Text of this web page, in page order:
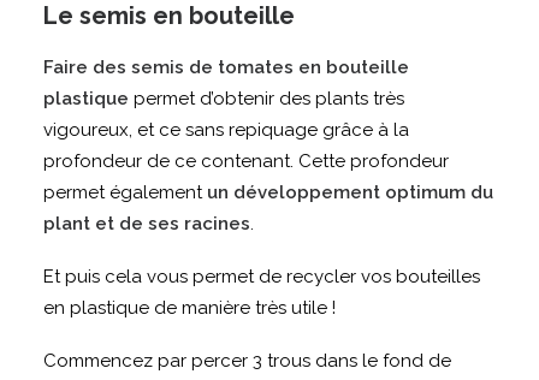
Le semis en bouteille
Faire des semis de tomates en bouteille
plastique permet d’obtenir des plants très
vigoureux, et ce sans repiquage grâce à la
profondeur de ce contenant. Cette profondeur
permet égalementun développement optimum du
plant et de ses racines.
Et puis cela vous permet de recycler vos bouteilles
en plastique de manière très utile !
Commencez par percer 3 trous dans le fond de